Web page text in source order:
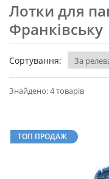
Лотки для
Франківську
Сортування:
Знайдено: 4 товарів
ТОП ПРОДАЖ